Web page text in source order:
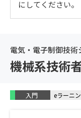
電気安全規格
名称 / 海外電
にしてください。
電気・電子制御技術
機械系技術
入門 eラーニ